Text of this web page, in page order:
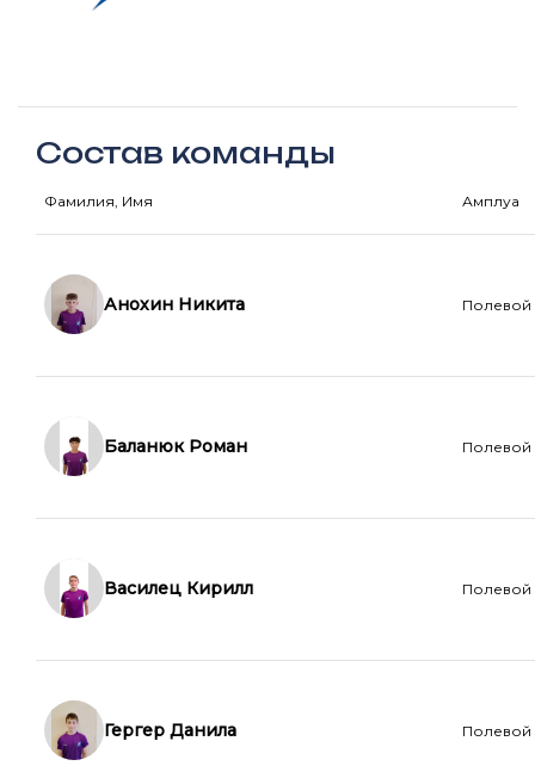
Состав команды
Фамилия, Имя Амплуа
Анохин Никита Полевой
Баланюк Роман Полевой
Василец Кирилл Полевой
Гергер Данила Полевой